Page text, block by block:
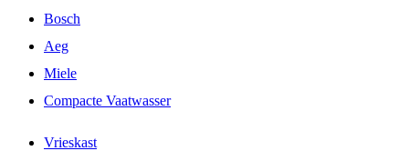
Bosch
Aeg
Miele
Compacte Vaatwasser
Vrieskast